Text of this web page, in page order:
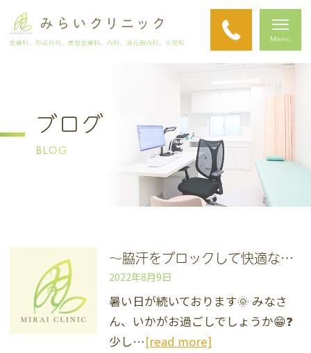
ブログ
BLOG
～脇汗をブロックして快適な夏に～
2022年8月9日
暑い日が続いております🌞 みなさ
ん、いかがお過ごしでしょうか😁❓
少し…[read more]